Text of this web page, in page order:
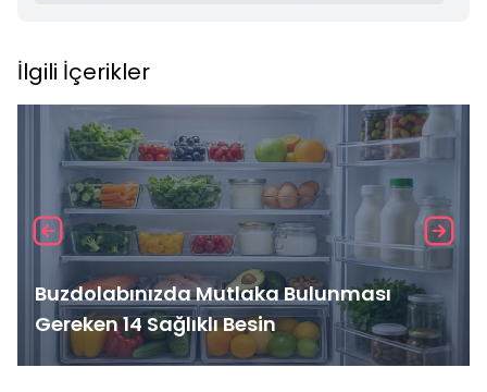
İlgili İçerikler
Buzdolabınızda Mutlaka Bulunması
Gereken 14 Sağlıklı Besin